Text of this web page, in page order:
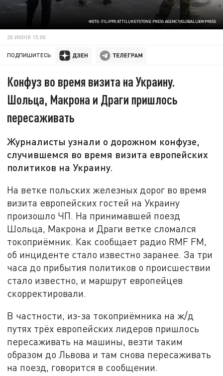
ФОТО: FILIPPO ATTILI/KEYSTONE PRESS AGENCY/GLOBALLOOKPRESS
20 ИЮНЯ 15:00
ПОДПИШИТЕСЬ:
Конфуз во время визита на Украину.
Шольца, Макрона и Драги пришлось
пересаживать
Журналисты узнали о дорожном конфузе,
случившемся во время визита европейских
политиков на Украину.
На ветке польских железных дорог во время
визита европейских гостей на Украину
произошло ЧП. На принимавшей поезд
Шольца, Макрона и Драги ветке сломался
токоприёмник. Как сообщает радио RMF FM,
об инциденте стало известно заранее. За три
часа до прибытия политиков о происшествии
стало известно, и маршрут европейцев
скорректировали.
В частности, из-за токоприёмника на ж/д
путях трёх европейских лидеров пришлось
пересаживать на машины, везти таким
образом до Львова и там снова пересаживать
на поезд, говорится в сообщении.